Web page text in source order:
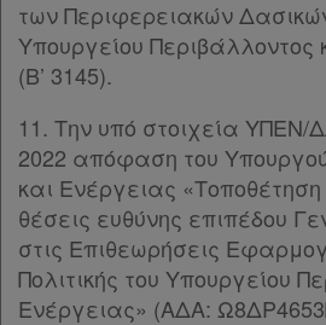
Απόκτηση
Συνδρομής
Ατομική
συνδρομή
Ομαδικά
των Περιφερειακών
Υπουργείου Περιβάλλοντος
(Β’ 3145).
11. Την υπό στοιχεία ΥΠΕΝ/
2022 απόφαση του
και Ενέργειας
θέσεις ευθύνης επιπέδου
στις Επιθεωρήσεις
Πολιτικής του Υπουργείου
Ενέργειας» (ΑΔΑ: